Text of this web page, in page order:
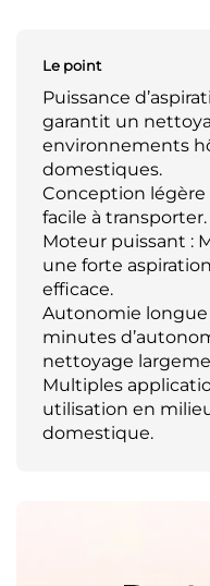
Le point
Puissance
garantit un
environnements
domestiques.
Conception légère
facile à transporter.
Moteur puissant :
une forte
efficace.
Autonomie longue
minutes
nettoyage
Multiples
utilisation en
domestique.